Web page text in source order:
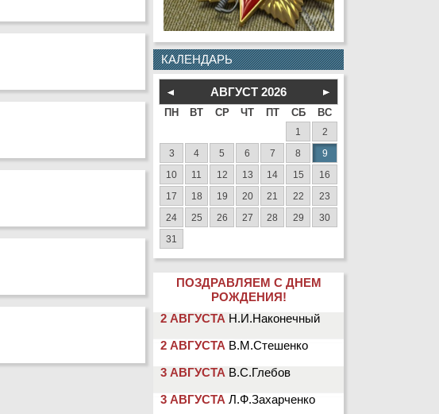
КАЛЕНДАРЬ
АВГУСТ 2026
ПН ВТ СР ЧТ ПТ СБ ВС
1 2
3 4 5 6 7 8 9
10 11 12 13 14 15 16
17 18 19 20 21 22 23
24 25 26 27 28 29 30
31
ПОЗДРАВЛЯЕМ С ДНЕМ
РОЖДЕНИЯ!
Н.И.Наконечный